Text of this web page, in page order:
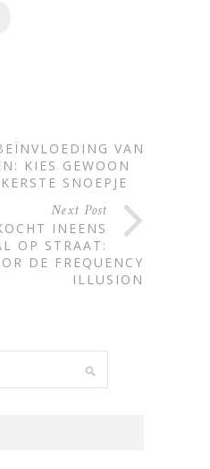
VAN JE
KIES GEWOON
SNOEPJE
Next Post
INEENS
OP STRAAT:
DE FREQUENCY
ILLUSION